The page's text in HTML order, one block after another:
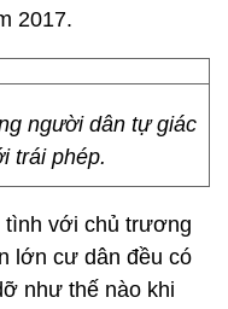
2017.
người dân tự giác
trái phép.
tình với chủ trương
lớn cư dân đều có
như thế nào khi